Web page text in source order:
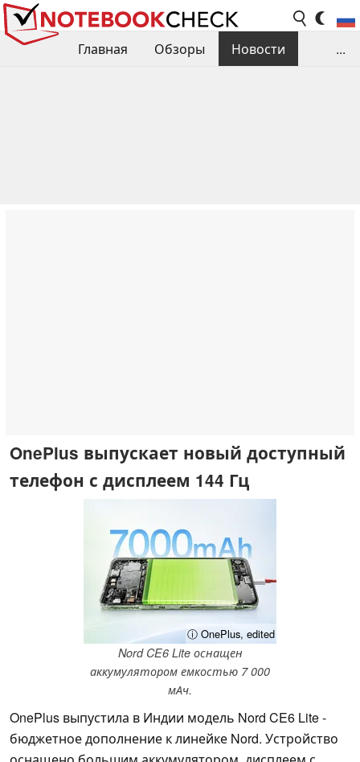
Главная Обзоры
Новости
...
OnePlus выпускает новый доступный
телефон с дисплеем 144 Гц
ⓘ OnePlus, edited
Nord CE6 Lite оснащен
аккумулятором емкостью 7 000
мАч.
OnePlus выпустила в Индии модель Nord CE6 Lite -
бюджетное дополнение к линейке Nord. Устройство